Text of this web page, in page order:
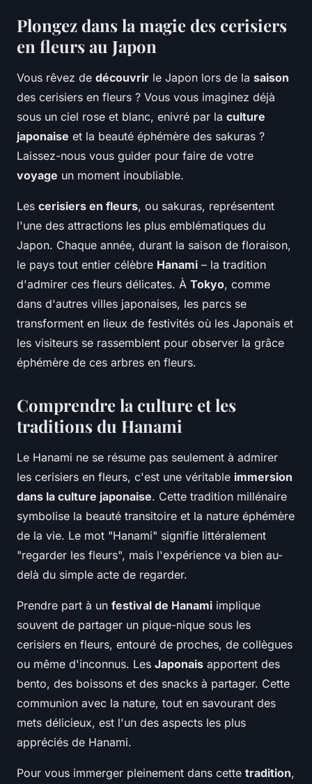
Plongez dans la magie des cerisiers
en fleurs au Japon
Vous rêvez de découvrir le Japon lors de la saison
des cerisiers en fleurs ? Vous vous imaginez déjà
sous un ciel rose et blanc, enivré par la culture
japonaise et la beauté éphémère des sakuras ?
Laissez-nous vous guider pour faire de votre
voyage un moment inoubliable.
Les cerisiers en fleurs, ou sakuras, représentent
l'une des attractions les plus emblématiques du
Japon. Chaque année, durant la saison de floraison,
le pays tout entier célèbre Hanami – la tradition
d'admirer ces fleurs délicates. À Tokyo, comme
dans d'autres villes japonaises, les parcs se
transforment en lieux de festivités où les Japonais et
les visiteurs se rassemblent pour observer la grâce
éphémère de ces arbres en fleurs.
Comprendre la culture et les
traditions du Hanami
Le Hanami ne se résume pas seulement à admirer
les cerisiers en fleurs, c'est une véritable immersion
dans la culture japonaise. Cette tradition millénaire
symbolise la beauté transitoire et la nature éphémère
de la vie. Le mot "Hanami" signifie littéralement
"regarder les fleurs", mais l'expérience va bien au-
delà du simple acte de regarder.
Prendre part à un festival de Hanami implique
souvent de partager un pique-nique sous les
cerisiers en fleurs, entouré de proches, de collègues
ou même d'inconnus. Les Japonais apportent des
bento, des boissons et des snacks à partager. Cette
communion avec la nature, tout en savourant des
mets délicieux, est l'un des aspects les plus
appréciés de Hanami.
Pour vous immerger pleinement dans cette tradition,